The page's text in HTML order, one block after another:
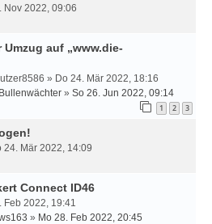
Nov 2022, 09:06
auf „www.die-
» Do 24. Mär 2022, 18:16
Bullenwächter » So 26. Jun 2022, 09:14
1 2 3
24. Mär 2022, 14:09
Connect ID46
Feb 2022, 19:41
» Mo 28. Feb 2022, 20:45